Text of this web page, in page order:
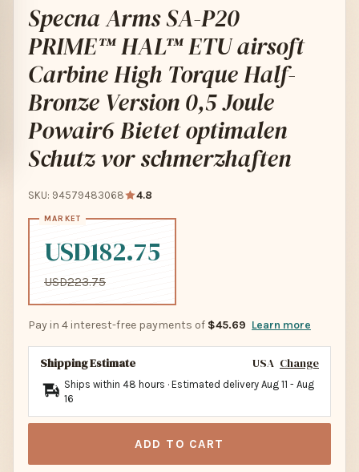
Specna Arms SA-P20
PRIME™ HAL™ ETU airsoft
Carbine High Torque Half-
Bronze Version 0,5 Joule
Powair6 Bietet optimalen
Schutz vor schmerzhaften
SKU: 94579483068 4.8
USD182.75
USD223.75
Pay in 4 interest-free payments of $45.69 Learn more
Shipping Estimate USA Change
Ships within 48 hours · Estimated delivery Aug 11 - Aug
16
ADD TO CART